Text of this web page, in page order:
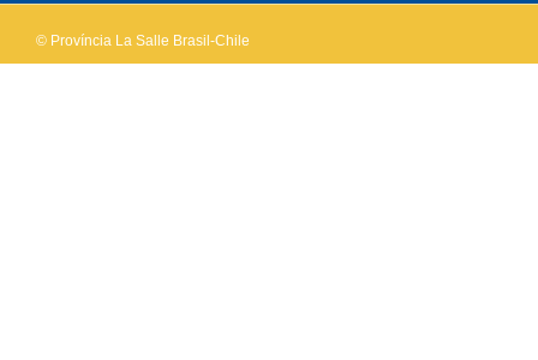
© Província La Salle Brasil-Chile